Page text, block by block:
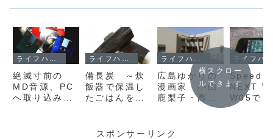
絶滅寸前の
MD音源、PC
へ取り込み保
備長炭 ～炊
飯器で保温し
たごはんを、
食べるための
広島ゆかりの
漫画家 小山
鹿梨子・高上
優里子・杜野
Speed
NEXT
W05で
Rakuten
横スクロー
ルできます
スポンサーリンク